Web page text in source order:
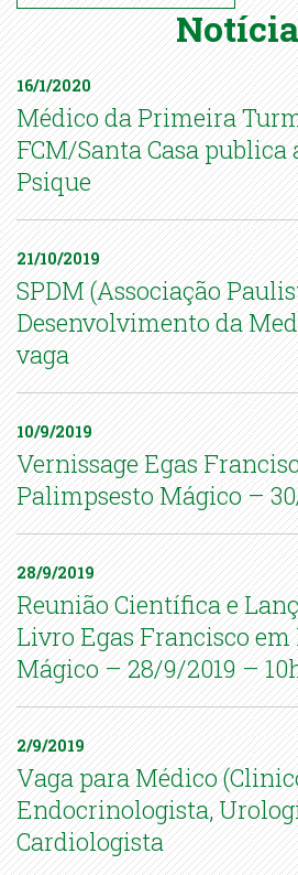
16/1/2020
Médico da Primeira
FCM/Santa Casa
Psique
21/10/2019
SPDM (Associação
Desenvolvimento da
vaga
10/9/2019
Vernissage Egas
Palimpsesto Mágico –
28/9/2019
Reunião Científica e
Livro Egas Francisco
Mágico – 28/9/2019 –
2/9/2019
Vaga para Médico
Endocrinologista,
Cardiologista